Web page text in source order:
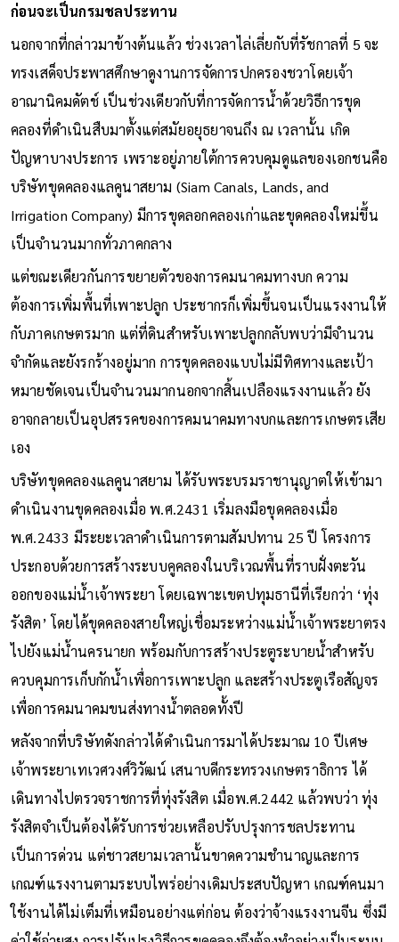
ก่อนจะเป็นกรมชลประทาน
นอกจากที่กล่าวมาข้างต้นแล้ว ช่วงเวลาไล่เลี่ยกับที่รัชกาลที่ 5 จะ
ทรงเสด็จประพาสศึกษาดูงานการจัดการปกครองชวาโดยเจ้า
อาณานิคมดัตช์ เป็นช่วงเดียวกับที่การจัดการน้ำด้วยวิธีการขุด
คลองที่ดำเนินสืบมาตั้งแต่สมัยอยุธยาจนถึง ณ เวลานั้น เกิด
ปัญหาบางประการ เพราะอยู่ภายใต้การควบคุมดูแลของเอกชนคือ
บริษัทขุดคลองแลคูนาสยาม (Siam Canals, Lands, and
Irrigation Company) มีการขุดลอกคลองเก่าและขุดคลองใหม่ขึ้น
เป็นจำนวนมากทั่วภาคกลาง
แต่ขณะเดียวกันการขยายตัวของการคมนาคมทางบก ความ
ต้องการเพิ่มพื้นที่เพาะปลูก ประชากรก็เพิ่มขึ้นจนเป็นแรงงานให้
กับภาคเกษตรมาก แต่ที่ดินสำหรับเพาะปลูกกลับพบว่ามีจำนวน
จำกัดและยังรกร้างอยู่มาก การขุดคลองแบบไม่มีทิศทางและเป้า
หมายชัดเจนเป็นจำนวนมากนอกจากสิ้นเปลืองแรงงานแล้ว ยัง
อาจกลายเป็นอุปสรรคของการคมนาคมทางบกและการเกษตรเสีย
เอง
บริษัทขุดคลองแลคูนาสยาม ได้รับพระบรมราชานุญาตให้เข้ามา
ดำเนินงานขุดคลองเมื่อ พ.ศ.2431 เริ่มลงมือขุดคลองเมื่อ
พ.ศ.2433 มีระยะเวลาดำเนินการตามสัมปทาน 25 ปี โครงการ
ประกอบด้วยการสร้างระบบคูคลองในบริเวณพื้นที่ราบฝั่งตะวัน
ออกของแม่น้ำเจ้าพระยา โดยเฉพาะเขตปทุมธานีที่เรียกว่า ‘ทุ่ง
รังสิต’ โดยได้ขุดคลองสายใหญ่เชื่อมระหว่างแม่น้ำเจ้าพระยาตรง
ไปยังแม่น้ำนครนายก พร้อมกับการสร้างประตูระบายน้ำสำหรับ
ควบคุมการเก็บกักน้ำเพื่อการเพาะปลูก และสร้างประตูเรือสัญจร
เพื่อการคมนาคมขนส่งทางน้ำตลอดทั้งปี
หลังจากที่บริษัทดังกล่าวได้ดำเนินการมาได้ประมาณ 10 ปีเศษ
เจ้าพระยาเทเวศวงศ์วิวัฒน์ เสนาบดีกระทรวงเกษตราธิการ ได้
เดินทางไปตรวจราชการที่ทุ่งรังสิต เมื่อพ.ศ.2442 แล้วพบว่า ทุ่ง
รังสิตจำเป็นต้องได้รับการช่วยเหลือปรับปรุงการชลประทาน
เป็นการด่วน แต่ชาวสยามเวลานั้นขาดความชำนาญและการ
เกณฑ์แรงงานตามระบบไพร่อย่างเดิมประสบปัญหา เกณฑ์คนมา
ใช้งานได้ไม่เต็มที่เหมือนอย่างแต่ก่อน ต้องว่าจ้างแรงงานจีน ซึ่งมี